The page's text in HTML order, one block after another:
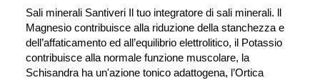
Sali minerali Santiveri Il tuo integratore di sali minerali. ll
Magnesio contribuisce alla riduzione della stanchezza e
dell’affaticamento ed all’equilibrio elettrolitico, il Potassio
contribuisce alla normale funzione muscolare, la
Schisandra ha un'azione tonico adattogena, l’Ortica